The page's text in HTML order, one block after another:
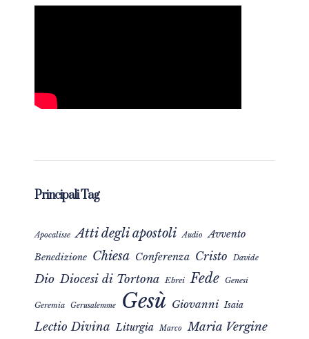
Principali Tag
Apocalisse Atti degli apostoli Audio Avvento
Benedizione Chiesa Conferenza Cristo Davide
Dio Diocesi di Tortona Ebrei Fede Genesi
Geremia Gerusalemme Gesù Giovanni Isaia
Lectio Divina Liturgia Marco Maria Vergine